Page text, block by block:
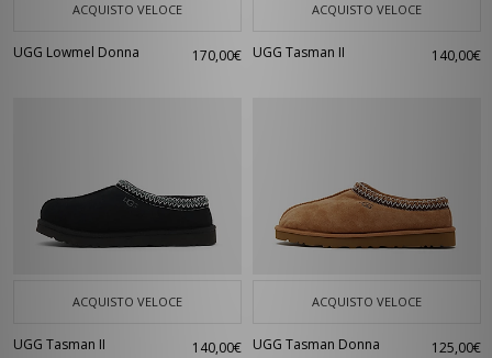
ACQUISTO VELOCE
UGG Lowmel Donna 170,00€
ACQUISTO VELOCE
UGG Tasman II 140,00€
ACQUISTO VELOCE
UGG Tasman II 140,00€
ACQUISTO VELOCE
UGG Tasman Donna 125,00€